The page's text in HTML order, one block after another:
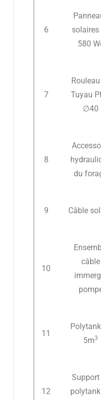
6
solaires
580
7
Tuyau
∅40
8
du
9 Câble
10
câble
11
5m3
12
Support